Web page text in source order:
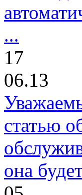
...
17
06.13
статью
она